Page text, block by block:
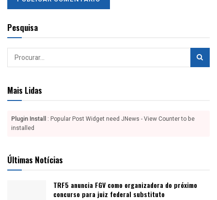
Pesquisa
Mais Lidas
Plugin Install : Popular Post Widget need JNews - View Counter to be
installed
Últimas Notícias
TRF5 anuncia FGV como organizadora do próximo
concurso para juiz federal substituto